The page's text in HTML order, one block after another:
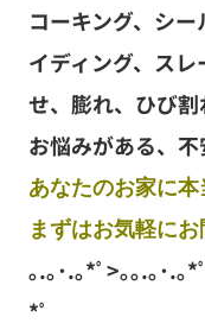
コーキング、シ
イディング、ス
せ、膨れ、ひび
お悩みがある、不
あなたのお家に
まずはお気軽に
｡.｡･.｡*ﾟ>｡｡.｡･.｡*
*ﾟ